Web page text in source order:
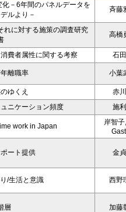
－6年間のパネルデータを
ルより－
斉藤
れに対する施策の調査研究
高橋
費者属性に関する考察 石
離職率 小葉
ゆくえ
赤
ニケーション頻度
施
work in Japan
岸智
ート提供 金
/生活と意識 西野
層 加藤